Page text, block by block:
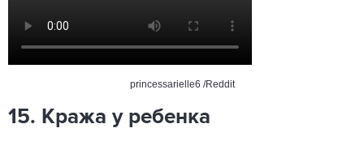
princessarielle6 /Reddit
15. Кража у ребенка